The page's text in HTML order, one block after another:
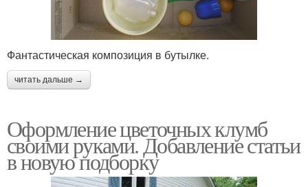
Фантастическая композиция в бутылке.
читать дальше →
Оформление цветочных клумб
своими руками. Добавление статьи
в новую подборку